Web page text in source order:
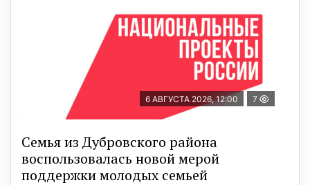
6 АВГУСТА 2026, 12:00 7
Семья из Дубровского района
воспользовалась новой мерой
поддержки молодых семьей